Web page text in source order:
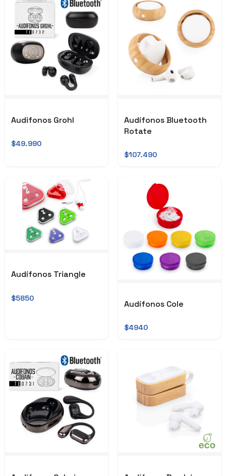
Audifonos Grohl
$49.990
Audífonos Bluetooth
Rotate
$107.490
Audífonos Triangle
$5850
Audífonos Cole
$4940